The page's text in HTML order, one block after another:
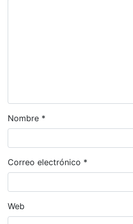
Nombre *
Correo electrónico *
Web